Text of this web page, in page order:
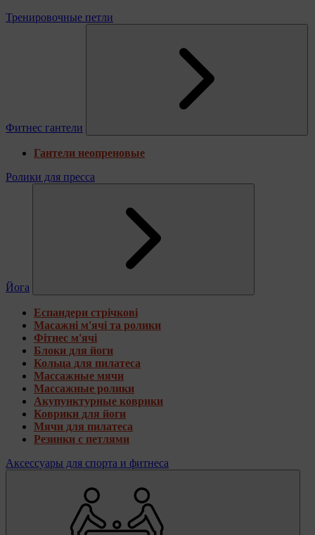
Тренировочные петли
Фитнес гантели
Гантели неопреновые
Ролики для пресса
Йога
Еспандери стрічкові
Масажні м'ячі та ролики
Фітнес м'ячі
Блоки для йоги
Кольца для пилатеса
Массажные мячи
Массажные ролики
Акупунктурные коврики
Коврики для йоги
Мячи для пилатеса
Резинки с петлями
Аксессуары для спорта и фитнеса